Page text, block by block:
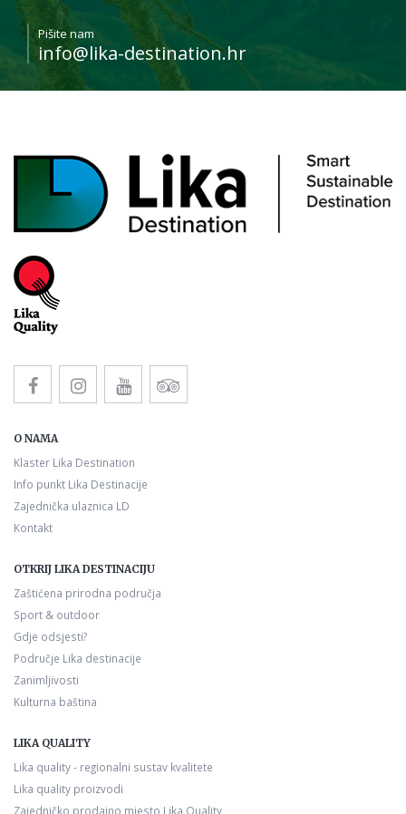
Pišite nam
info@lika-destination.hr
O NAMA
Klaster Lika Destination
Info punkt Lika Destinacije
Zajednička ulaznica LD
Kontakt
OTKRIJ LIKA DESTINACIJU
Zaštićena prirodna područja
Sport & outdoor
Gdje odsjesti?
Područje Lika destinacije
Zanimljivosti
Kulturna baština
LIKA QUALITY
Lika quality - regionalni sustav kvalitete
Lika quality proizvodi
Zajedničko prodajno mjesto Lika Quality